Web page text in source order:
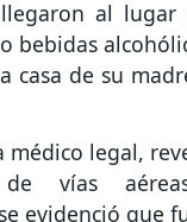
al
bebidas
casa de su
legal,
de vías
evidenció que